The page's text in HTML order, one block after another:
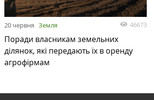
20 червня Земля 46673
Поради власникам земельних
ділянок, які передають їх в оренду
агрофірмам